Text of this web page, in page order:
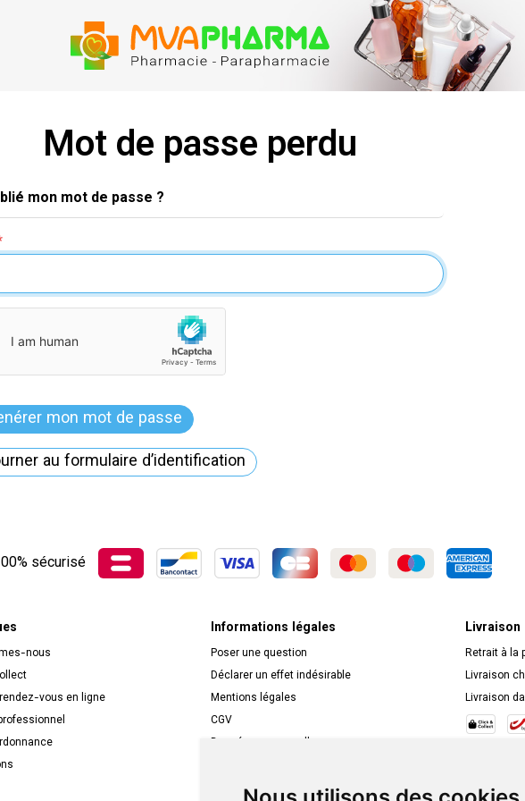
ma santé, mes conseils, mes
Mot de passe perdu
mon mot de passe ?
mon mot de passe
au formulaire d’identification
sécurisé
nous
vous en ligne
Informations légales
Poser une question
Déclarer un effet indésirable
Mentions légales
CGV
Données personnelles
Mes préférences Cookies
Livraison
Retrait à la
Livraison
Livraison